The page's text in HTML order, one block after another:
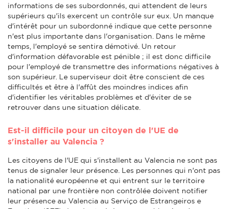
informations de ses subordonnés, qui attendent de leurs
supérieurs qu'ils exercent un contrôle sur eux. Un manque
d'intérêt pour un subordonné indique que cette personne
n'est plus importante dans l'organisation. Dans le même
temps, l'employé se sentira démotivé. Un retour
d'information défavorable est pénible ; il est donc difficile
pour l'employé de transmettre des informations négatives à
son supérieur. Le superviseur doit être conscient de ces
difficultés et être à l'affût des moindres indices afin
d'identifier les véritables problèmes et d'éviter de se
retrouver dans une situation délicate.
Est-il difficile pour un citoyen de l'UE de
s'installer au Valencia ?
Les citoyens de l'UE qui s'installent au Valencia ne sont pas
tenus de signaler leur présence. Les personnes qui n'ont pas
la nationalité européenne et qui entrent sur le territoire
national par une frontière non contrôlée doivent notifier
leur présence au Valencia au Serviço de Estrangeiros e